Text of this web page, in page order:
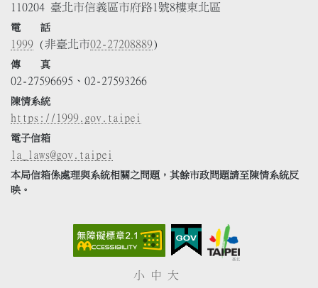
110204 臺北市信義區市府路1號8樓東北區
電 話
1999 (非臺北市02-27208889)
傳 真
02-27596695、02-27593266
陳情系統
https://1999.gov.taipei
電子信箱
la_laws@gov.taipei
本局信箱係處理與系統相關之問題，其餘市政問題請至陳情系統反
映。
小 中 大